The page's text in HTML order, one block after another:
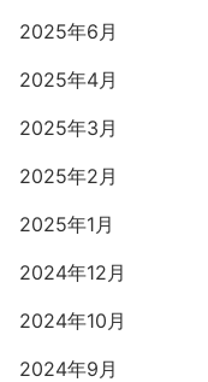
2025年6月
2025年4月
2025年3月
2025年2月
2025年1月
2024年12月
2024年10月
2024年9月